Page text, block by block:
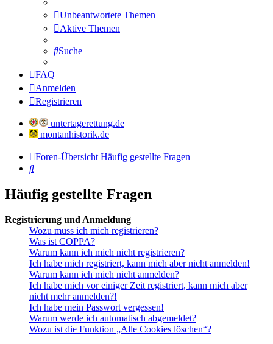
Unbeantwortete Themen
Aktive Themen
Suche
FAQ
Anmelden
Registrieren
untertagerettung.de
montanhistorik.de
Foren-Übersicht Häufig gestellte Fragen
Suche
Häufig gestellte Fragen
Registrierung und Anmeldung
Wozu muss ich mich registrieren?
Was ist COPPA?
Warum kann ich mich nicht registrieren?
Ich habe mich registriert, kann mich aber nicht anmelden!
Warum kann ich mich nicht anmelden?
Ich habe mich vor einiger Zeit registriert, kann mich aber
nicht mehr anmelden?!
Ich habe mein Passwort vergessen!
Warum werde ich automatisch abgemeldet?
Wozu ist die Funktion „Alle Cookies löschen“?